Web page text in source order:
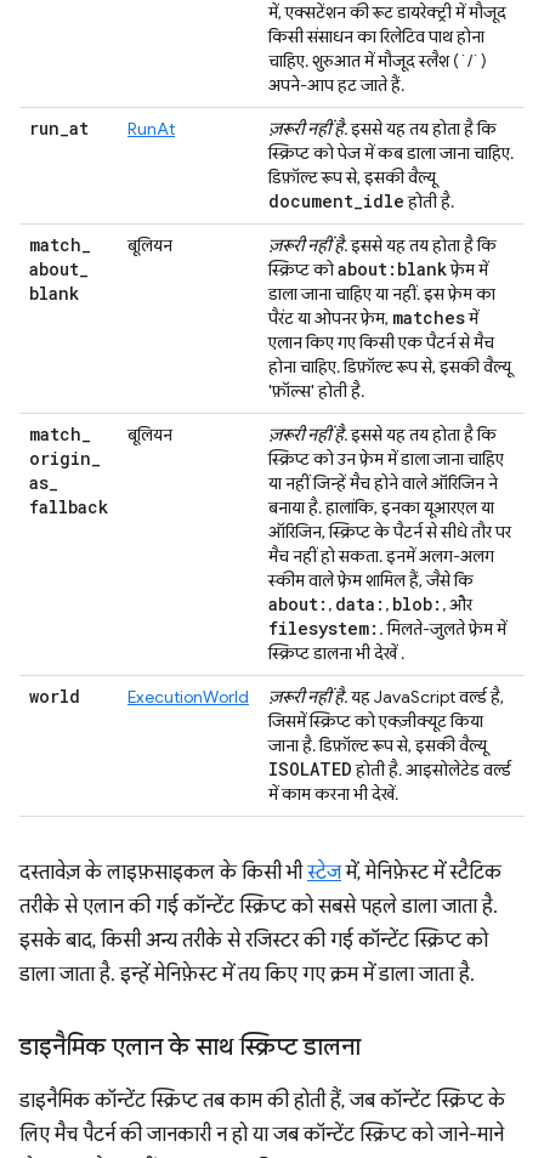
में, एक्सटेंशन की रूट डायरेक्ट्री में मौजूद
किसी संसाधन का रिलेटिव पाथ होना
चाहिए. शुरुआत में मौजूद स्लैश (`/`)
अपने-आप हट जाते हैं.
run_at RunAt ज़रूरी नहीं है.इससे यह तय होता है कि
स्क्रिप्ट को पेज में कब डाला जाना चाहिए.
डिफ़ॉल्ट रूप से, इसकी वैल्यू
document_idleहोती है.
match_
about_
blank
बूलियन ज़रूरी नहीं है.इससे यह तय होता है कि
स्क्रिप्ट कोabout:blankफ़्रेम में
डाला जाना चाहिए या नहीं. इस फ़्रेम का
पैरंट या ओपनर फ़्रेम, matchesमें
एलान किए गए किसी एक पैटर्न से मैच
होना चाहिए. डिफ़ॉल्ट रूप से, इसकी वैल्यू
'फ़ॉल्स' होती है.
match_
origin_
as_
fallback
बूलियन ज़रूरी नहीं है.इससे यह तय होता है कि
स्क्रिप्ट को उन फ़्रेम में डाला जाना चाहिए
या नहीं जिन्हें मैच होने वाले ऑरिजिन ने
बनाया है. हालांकि, इनका यूआरएल या
ऑरिजिन, स्क्रिप्ट के पैटर्न से सीधे तौर पर
मैच नहीं हो सकता. इनमें अलग-अलग
स्कीम वाले फ़्रेम शामिल हैं, जैसे कि
about: , data: , blob: , और
filesystem: . मिलते-जुलते फ़्रेम में
स्क्रिप्ट डालना भी देखें.
world ExecutionWorld ज़रूरी नहीं है.यह JavaScript वर्ल्ड है,
जिसमें स्क्रिप्ट को एक्ज़ीक्यूट किया
जाना है. डिफ़ॉल्ट रूप से, इसकी वैल्यू
ISOLATEDहोती है. आइसोलेटेड वर्ल्ड
में काम करना भी देखें.
दस्तावेज़ के लाइफ़साइकल के किसी भीस्टेजमें, मेनिफ़ेस्ट में स्टैटिक
तरीके से एलान की गई कॉन्टेंट स्क्रिप्ट को सबसे पहले डाला जाता है.
इसके बाद, किसी अन्य तरीके से रजिस्टर की गई कॉन्टेंट स्क्रिप्ट को
डाला जाता है. इन्हें मेनिफ़ेस्ट में तय किए गए क्रम में डाला जाता है.
डाइनैमिक एलान के साथ स्क्रिप्ट डालना
डाइनैमिक कॉन्टेंट स्क्रिप्ट तब काम की होती हैं, जब कॉन्टेंट स्क्रिप्ट के
लिए मैच पैटर्न की जानकारी न हो या जब कॉन्टेंट स्क्रिप्ट को जाने-माने